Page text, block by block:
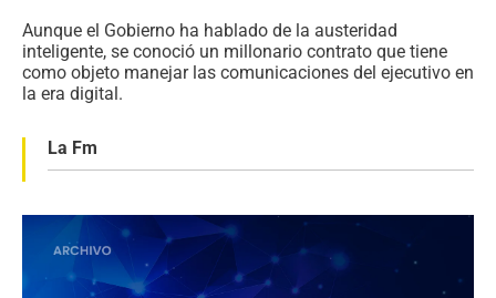
Aunque el Gobierno ha hablado de la austeridad
inteligente, se conoció un millonario contrato que tiene
como objeto manejar las comunicaciones del ejecutivo en
la era digital.
La Fm